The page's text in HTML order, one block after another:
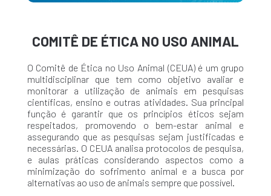
COMITÊ DE ÉTICA NO USO ANIMAL
O Comitê de Ética no Uso Animal (CEUA) é um grupo
multidisciplinar que tem como objetivo avaliar e
monitorar a utilização de animais em pesquisas
científicas, ensino e outras atividades. Sua principal
função é garantir que os princípios éticos sejam
respeitados, promovendo o bem-estar animal e
assegurando que as pesquisas sejam justificadas e
necessárias. O CEUA analisa protocolos de pesquisa,
e aulas práticas considerando aspectos como a
minimização do sofrimento animal e a busca por
alternativas ao uso de animais sempre que possível.